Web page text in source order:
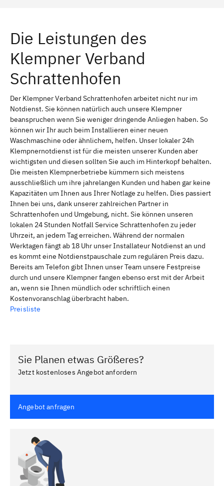
Die Leistungen des
Klempner Verband
Schrattenhofen
Der Klempner Verband Schrattenhofen arbeitet nicht nur im
Notdienst. Sie können natürlich auch unsere Klempner
beanspruchen wenn Sie weniger dringende Anliegen haben. So
können wir Ihr auch beim Installieren einer neuen
Waschmaschine oder ähnlichem, helfen. Unser lokaler 24h
Klempnernotdienst ist für die meisten unserer Kunden aber
wichtigsten und diesen sollten Sie auch im Hinterkopf behalten.
Die meisten Klempnerbetriebe kümmern sich meistens
ausschließlich um ihre jahrelangen Kunden und haben gar keine
Kapazitäten um Ihnen aus Ihrer Notlage zu helfen. Dies passiert
Ihnen bei uns, dank unserer zahlreichen Partner in
Schrattenhofen und Umgebung, nicht. Sie können unseren
lokalen 24 Stunden Notfall Service Schrattenhofen zu jeder
Uhrzeit, an jedem Tag erreichen. Während der normalen
Werktagen fängt ab 18 Uhr unser Installateur Notdienst an und
es kommt eine Notdienstpauschale zum regulären Preis dazu.
Bereits am Telefon gibt Ihnen unser Team unsere Festpreise
durch und unsere Klempner fangen ebenso erst mit der Arbeit
an, wenn sie Ihnen mündlich oder schriftlich einen
Kostenvoranschlag überbracht haben.
Preisliste
Sie Planen etwas Größeres?
Jetzt kostenloses Angebot anfordern
Angebot anfragen